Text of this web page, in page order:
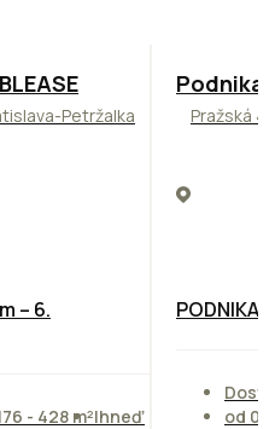
Petržalka
– 6.
- 428 m²Ihneď
Pražská
od